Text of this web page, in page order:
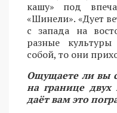
кашу» под
«Шинели». «Дует
с запада на
разные
собой, то они
Ощущаете ли вы
на границе двух
даёт вам это